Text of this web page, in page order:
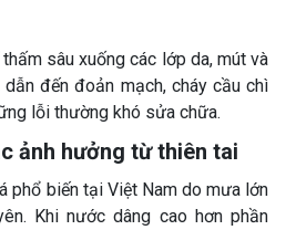
sâu xuống các lớp da, mút và
đến đoản mạch, cháy cầu chì
lỗi thường khó sửa chữa.
ảnh hưởng từ thiên tai
phổ biến tại Việt Nam do mưa lớn
Khi nước dâng cao hơn phần